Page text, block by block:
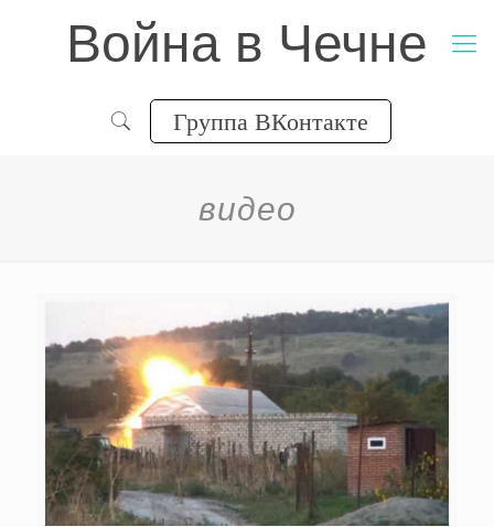
Война в Чечне
Группа ВКонтакте
видео